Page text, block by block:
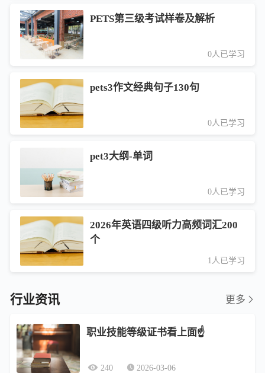
PETS第三级考试样卷及解析
0人已学习
pets3作文经典句子130句
0人已学习
pet3大纲-单词
0人已学习
2026年英语四级听力高频词汇200
个
1人已学习
行业资讯 更多
职业技能等级证书看上面☝️
240 2026-03-06